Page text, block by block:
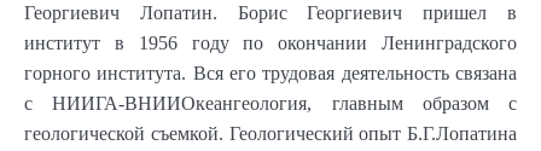
Георгиевич Лопатин. Борис Георгиевич пришел в
институт в 1956 году по окончании Ленинградского
горного института. Вся его трудовая деятельность связана
с НИИГА-ВНИИОкеангеология, главным образом с
геологической съемкой. Геологический опыт Б.Г.Лопатина